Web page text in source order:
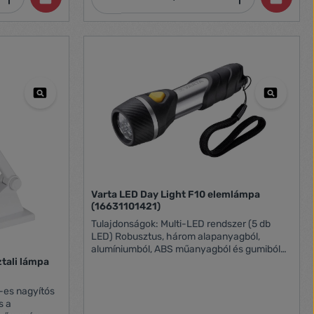
méter / közepes fényerő (700 lumen) 65
méter / kis fényerő (70 lumen) 32 méter /
védettség: víz-, és porálló (IP67) Tápellátás:
újratölthető Li-Ion akkumulátor 4500 mAh
Egyéb: micro-USB töltőkábel (tartozék) /
eltávolítható akasztózsinór Méret:
(összetolva) 20,6 x O4,8 cm
lámpa
es nagyítós
a
Varta LED Day Light F10 elemlámpa
(16631101421)
Tulajdonságok: Multi-LED rendszer (5 db
LED) Robusztus, három alapanyagból,
alumíniumból, ABS műanyagból és gumiból